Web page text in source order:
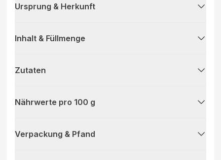
Ursprung & Herkunft
Inhalt & Füllmenge
Zutaten
Nährwerte pro 100 g
Verpackung & Pfand